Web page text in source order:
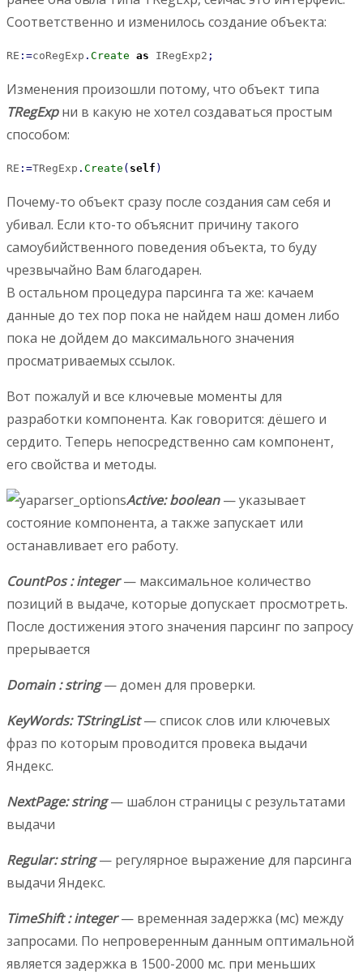
Соответственно и изменилось создание объекта:
RE : =coRegExp . Create as IRegExp2 ;
Изменения произошли потому, что объект типа
TRegExpни в какую не хотел создаваться простым
способом:
RE : =TRegExp . Create ( self )
Почему-то объект сразу после создания сам себя и
убивал. Если кто-то объяснит причину такого
самоубийственного поведения объекта, то буду
чрезвычайно Вам благодарен.
В остальном процедура парсинга та же: качаем
данные до тех пор пока не найдем наш домен либо
пока не дойдем до максимального значения
просматриваемых ссылок.
Вот пожалуй и все ключевые моменты для
разработки компонента. Как говорится: дёшего и
сердито. Теперь непосредственно сам компонент,
его свойства и методы.
Active: boolean— указывает
состояние компонента, а также запускает или
останавливает его работу.
CountPos : integer— максимальное количество
позиций в выдаче, которые допускает просмотреть.
После достижения этого значения парсинг по запросу
прерывается
Domain : string— домен для проверки.
KeyWords: TStringList— список слов или ключевых
фраз по которым проводится провека выдачи
Яндекс.
NextPage: string— шаблон страницы с результатами
выдачи
Regular: string— регулярное выражение для парсинга
выдачи Яндекс.
TimeShift : integer— временная задержка (мс) между
запросами. По непроверенным данным оптимальной
является задержка в 1500-2000 мс. при меньших